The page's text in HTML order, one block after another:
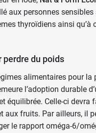
aux personnes sensibles
thyroïdiens ainsi qu’à
perdre du poids
alimentaires pour la
l’adoption durable
équilibrée. Celle-ci devra
aux fruits. Par ailleurs, il
le rapport oméga-6/